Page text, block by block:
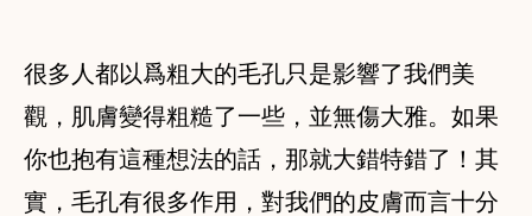
很多人都以爲粗大的毛孔只是影響了我們美
觀，肌膚變得粗糙了一些，並無傷大雅。如果
你也抱有這種想法的話，那就大錯特錯了！其
實，毛孔有很多作用，對我們的皮膚而言十分